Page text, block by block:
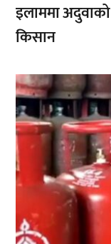
इलाममा
किसान
,